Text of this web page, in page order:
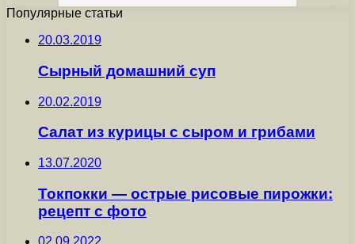
Популярные статьи
20.03.2019
Сырный домашний суп
20.02.2019
Салат из курицы с сыром и грибами
13.07.2020
Токпокки — острые рисовые пирожки:
рецепт с фото